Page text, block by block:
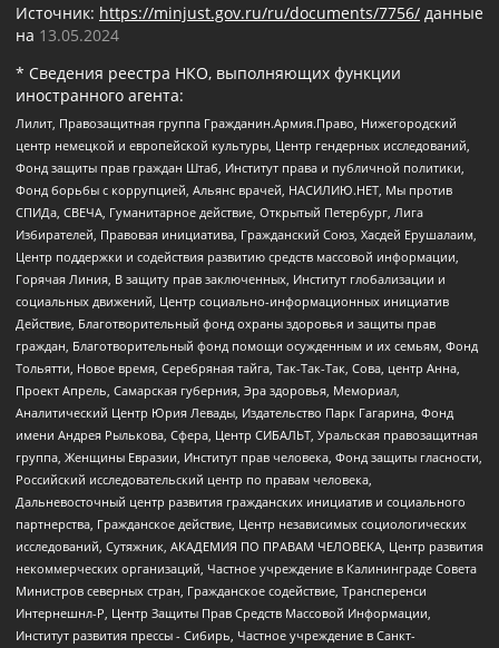
Источник: https://minjust.gov.ru/ru/documents/7756/ данные
на 13.05.2024
* Сведения реестра НКО, выполняющих функции
иностранного агента:
Лилит, Правозащитная группа Гражданин.Армия.Право, Нижегородский
центр немецкой и европейской культуры, Центр гендерных исследований,
Фонд защиты прав граждан Штаб, Институт права и публичной политики,
Фонд борьбы с коррупцией, Альянс врачей, НАСИЛИЮ.НЕТ, Мы против
СПИДа, СВЕЧА, Гуманитарное действие, Открытый Петербург, Лига
Избирателей, Правовая инициатива, Гражданский Союз, Хасдей Ерушалаим,
Центр поддержки и содействия развитию средств массовой информации,
Горячая Линия, В защиту прав заключенных, Институт глобализации и
социальных движений, Центр социально-информационных инициатив
Действие, Благотворительный фонд охраны здоровья и защиты прав
граждан, Благотворительный фонд помощи осужденным и их семьям, Фонд
Тольятти, Новое время, Серебряная тайга, Так-Так-Так, Сова, центр Анна,
Проект Апрель, Самарская губерния, Эра здоровья, Мемориал,
Аналитический Центр Юрия Левады, Издательство Парк Гагарина, Фонд
имени Андрея Рылькова, Сфера, Центр СИБАЛЬТ, Уральская правозащитная
группа, Женщины Евразии, Институт прав человека, Фонд защиты гласности,
Российский исследовательский центр по правам человека,
Дальневосточный центр развития гражданских инициатив и социального
партнерства, Гражданское действие, Центр независимых социологических
исследований, Сутяжник, АКАДЕМИЯ ПО ПРАВАМ ЧЕЛОВЕКА, Центр развития
некоммерческих организаций, Частное учреждение в Калининграде Совета
Министров северных стран, Гражданское содействие, Трансперенси
Интернешнл-Р, Центр Защиты Прав Средств Массовой Информации,
Институт развития прессы - Сибирь, Частное учреждение в Санкт-